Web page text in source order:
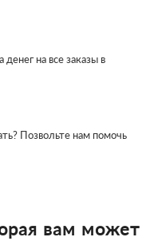
денег на все заказы в
Позвольте нам помочь
вам может